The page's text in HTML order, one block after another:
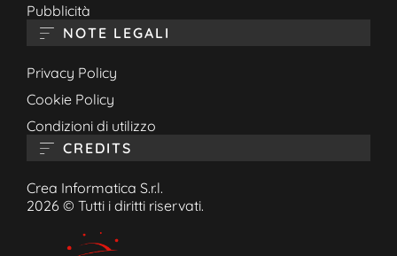
Pubblicità
NOTE LEGALI
Privacy Policy
Cookie Policy
Condizioni di utilizzo
CREDITS
Crea Informatica S.r.l.
2026 © Tutti i diritti riservati.